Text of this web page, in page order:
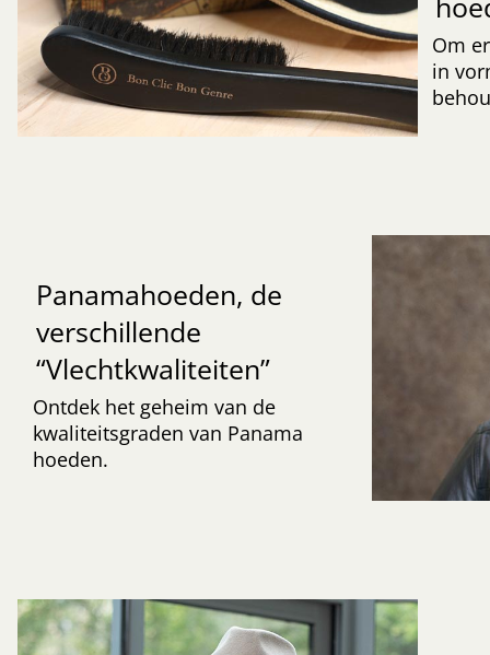
Om
in
Panamahoeden, de
verschillende
“Vlechtkwaliteiten”
Ontdek het geheim van de
kwaliteitsgraden van Panama
hoeden.